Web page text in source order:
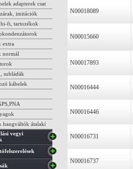
adapterek csat
imitációk
fi, tartozékok
extra
normál
subládák
kábelek
hangváltók átalakí
vegyi
N00018089
N00015660
N00017893
N00016444
N00016446
N00016731
N00016737